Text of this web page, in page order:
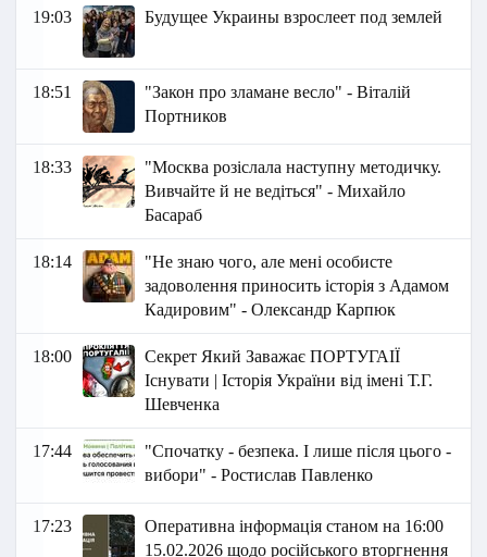
19:03 Будущее Украины взрослеет под землей
18:51
"Закон про зламане весло" - Віталій
Портников
18:33
"Москва розіслала наступну методичку.
Вивчайте й не ведіться" - Михайло
Басараб
18:14
"Не знаю чого, але мені особисте
задоволення приносить історія з Адамом
Кадировим" - Олександр Карпюк
18:00
Секрет Який Заважає ПОРТУГАІЇ
Існувати | Історія України від імені Т.Г.
Шевченка
17:44
"Спочатку - безпека. І лише після цього -
вибори" - Ростислав Павленко
17:23
Оперативна інформація станом на 16:00
15.02.2026 щодо російського вторгнення